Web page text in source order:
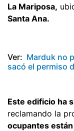
La Mariposa,
Santa Ana.
Ver: Marduk no
sacó el permiso
Este edificio ha
reclamando la
ocupantes